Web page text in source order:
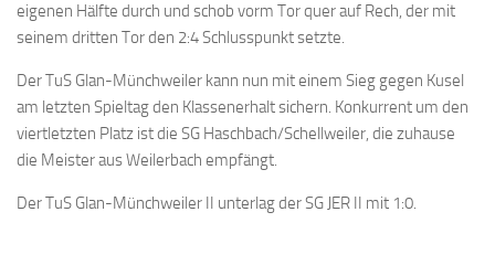
eigenen Hälfte durch und schob vorm Tor quer auf Rech, der mit
seinem dritten Tor den 2:4 Schlusspunkt setzte.
Der TuS Glan-Münchweiler kann nun mit einem Sieg gegen Kusel
am letzten Spieltag den Klassenerhalt sichern. Konkurrent um den
viertletzten Platz ist die SG Haschbach/Schellweiler, die zuhause
die Meister aus Weilerbach empfängt.
Der TuS Glan-Münchweiler II unterlag der SG JER II mit 1:0.